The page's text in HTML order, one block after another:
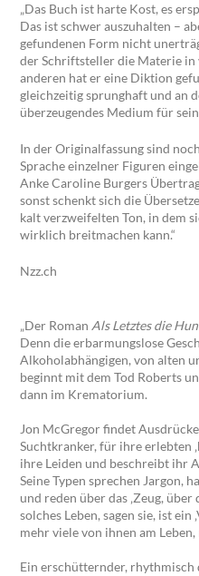
„Das Buch ist harte Kost, es
Das ist schwer auszuhalten –
gefundenen Form nicht
der Schriftsteller die Materie
anderen hat er eine Diktion
gleichzeitig sprunghaft und an
überzeugendes Medium für
In der Originalfassung sind
Sprache einzelner Figuren
Anke Caroline Burgers
sonst schenkt sich die
kalt verzweifelten Ton, in dem
wirklich breitmachen kann.“
Nzz.ch
„Der RomanAls Letztes die
Denn die erbarmungslose
Alkoholabhängigen, von alten
beginnt mit dem Tod Roberts
dann im Krematorium.
Jon McGregor findet
Suchtkranker, für ihre erlebten
ihre Leiden und beschreibt ihr
Seine Typen sprechen Jargon,
und reden über das ‚Zeug, über
solches Leben, sagen sie, ist ein
mehr viele von ihnen am
Ein erschütternder,